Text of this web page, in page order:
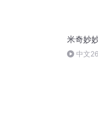
米奇妙
中文26